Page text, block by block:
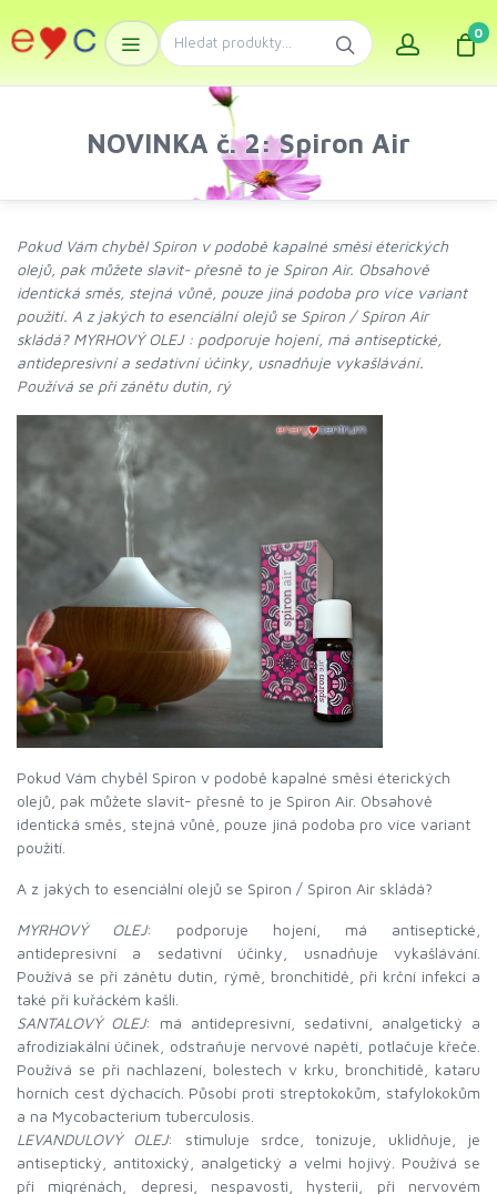
0
NOVINKA č. 2: Spiron Air
Pokud Vám chyběl Spiron v podobě kapalné směsi éterických
olejů, pak můžete slavit- přesně to je Spiron Air. Obsahově
identická směs, stejná vůně, pouze jiná podoba pro více variant
použití. A z jakých to esenciální olejů se Spiron / Spiron Air
skládá? MYRHOVÝ OLEJ : podporuje hojení, má antiseptické,
antidepresivní a sedativní účinky, usnadňuje vykašlávání.
Používá se při zánětu dutin, rý
Pokud Vám chyběl Spiron v podobě kapalné směsi éterických
olejů, pak můžete slavit- přesně to je Spiron Air. Obsahově
identická směs, stejná vůně, pouze jiná podoba pro více variant
použití.
A z jakých to esenciální olejů se Spiron / Spiron Air skládá?
MYRHOVÝ OLEJ: podporuje hojení, má antiseptické,
antidepresivní a sedativní účinky, usnadňuje vykašlávání.
Používá se při zánětu dutin, rýmě, bronchitidě, při krční infekci a
také při kuřáckém kašli.
SANTALOVÝ OLEJ: má antidepresivní, sedativní, analgetický a
afrodiziakální účinek, odstraňuje nervové napětí, potlačuje křeče.
Používá se při nachlazení, bolestech v krku, bronchitidě, kataru
horních cest dýchacích. Působí proti streptokokům, stafylokokům
a na Mycobacterium tuberculosis.
LEVANDULOVÝ OLEJ: stimuluje srdce, tonizuje, uklidňuje, je
antiseptický, antitoxický, analgetický a velmi hojivý. Používá se
při migrénách, depresi, nespavosti, hysterii, při nervovém